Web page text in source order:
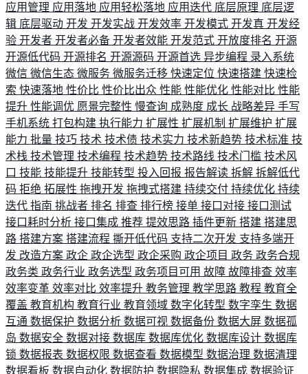
应用管理 应用落地 应用轻松落地 应用迭代 底层原理 底层逻
辑 底层驱动 开发 开发实战 开发效率 开发模式 开发真 开发经
验 开发者 开发者必备 开发者效能 开发范式 开放度排名 开源
开源低代码 开源排名 开源源码 开源首选 异步编程 录入系统
微信 微信生态 微服务 微服务迁移 快速定位 快速搭建 快速检
索 快速落地 性价比 性价比出众 性能 性能优化 性能对比 性能
提升 性能调优 愿景完整性 慢查询 成熟度 成长 战略差异 手写
手机系统 打包构建 执行能力 扩展性 扩展机制 扩展维护 扩展
能力 批量 技巧 技术 技术债 技术实力 技术新趋势 技术标准 技
术栈 技术管理 技术编程 技术趋势 技术路线 技术门槛 技术风
口 技能 技能提升 技能转型 投入回报 报告解读 拆解 拆解低代
码 拒绝 拓展性 拖拽开发 拖拽式搭建 持续交付 持续优化 持续
迭代 指南 挑战者 排名 排查 排行榜 接单 接口对接 接口测试
接口耗时分析 接口集成 推荐 提效思路 插件更新 搭建 搭建思
路 搭建方案 搭建流程 撕开低代码 支持二次开发 支持多端开
发 改造方案 政企 政企选型 政企采购 政企项目 政务 政务合规
政务类 政务行业 政务选型 政务项目可用 故障 故障排查 效率
效率变革 效率对比 效率提升 教务管理 教学思路 教程 教育全
覆盖 教育机构 教育行业 教育领域 数字化转型 数字孪生 数据
互通 数据保护 数据分析 数据可视 数据备份 数据大屏 数据孤
岛 数据安全 数据对接 数据库 数据库优化 数据库设计 数据库
锁 数据报表 数据权限 数据查看 数据模型 数据治理 数据清理
数据看板 数据自动化 数据防护 数据隐私 数据集成 数据验证